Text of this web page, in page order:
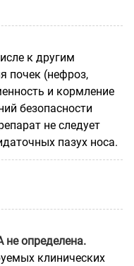
к другим
почек (нефроз,
и кормление
безопасности
не следует
пазух носа.
не определена.
клинических